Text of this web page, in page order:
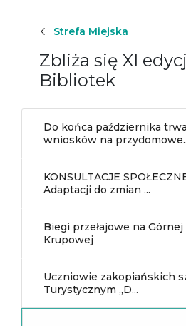
Strefa Miejska
Zbliża się XI
Bibliotek
Do końca października
wniosków na
KONSULTACJE
Adaptacji do zmian ...
Biegi przełajowe na
Krupowej
Uczniowie zakopiańskich
Turystycznym „D...